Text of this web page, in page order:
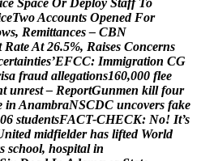
ice Space Or Deploy Staff To
ceTwoAccounts Opened For
ws, Remittances – CBN
RateAt 26.5%, Raises Concerns
ertainties’EFCC: Immigration CG
isa fraud allegations160,000 flee
t unrest – ReportGunmen kill four
in AnambraNSCDC uncovers fake
06 studentsFACT-CHECK: No! It’s
nited midfielder has lifted World
s school, hospital in